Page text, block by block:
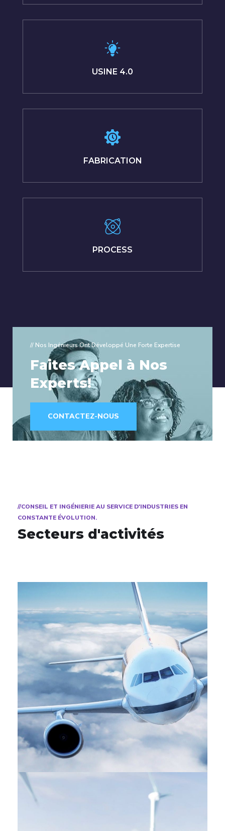
USINE 4.0
FABRICATION
PROCESS
// Nos Ingénieurs Ont Développé Une Forte Expertise
Faites Appel à Nos
Experts!
CONTACTEZ-NOUS
//CONSEIL ET INGÉNIERIE AU SERVICE D'INDUSTRIES EN
CONSTANTE ÉVOLUTION.
Secteurs d'activités
Aéronautique
INDUSTRIES